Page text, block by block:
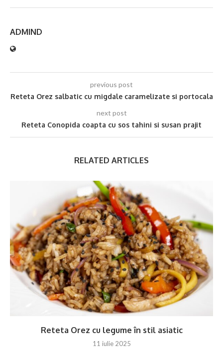
ADMIND
previous post
Reteta Orez salbatic cu migdale caramelizate si portocala
next post
Reteta Conopida coapta cu sos tahini si susan prajit
RELATED ARTICLES
Reteta Orez cu legume în stil asiatic
11 iulie 2025